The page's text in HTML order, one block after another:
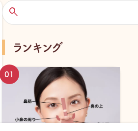
検
索
ランキング